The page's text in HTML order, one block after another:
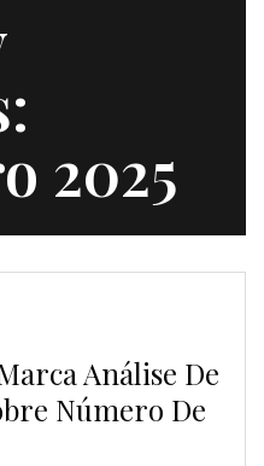
2025
Análise De
Número De